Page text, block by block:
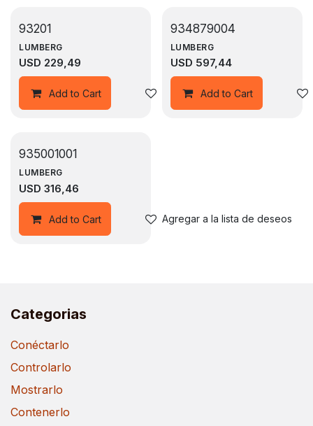
93201
LUMBERG
USD 229,49
Add to Cart Agregar a la lista de deseos
934879004
LUMBERG
USD 597,44
Add to Cart
935001001
LUMBERG
USD 316,46
Add to Cart Agregar a la lista de deseos
Categorias
Conéctarlo
Controlarlo
Mostrarlo
Contenerlo